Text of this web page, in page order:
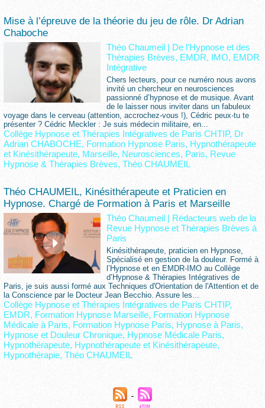
Mise à l’épreuve de la théorie du jeu de rôle. Dr Adrian
Chaboche
Théo Chaumeil | De l'Hypnose et des
Thérapies Brèves, EMDR, IMO, EMDR
Intégrative
Chers lecteurs, pour ce numéro nous avons
invité un chercheur en neurosciences
passionné d’hypnose et de musique. Avant
de le laisser nous inviter dans un fabuleux
voyage dans le cerveau (attention, accrochez-vous !), Cédric peux-tu te
présenter ? Cédric Meckler : Je suis médecin militaire, en...
Collège Hypnose et Thérapies Intégratives de Paris CHTIP, Dr
Adrian CHABOCHE, Formation Hypnose Paris, Hypnothérapeute
et Kinésithérapeute, Marseille, Neurosciences, Paris, Revue
Hypnose & Thérapies Brèves, Théo CHAUMEIL
Théo CHAUMEIL, Kinésithérapeute et Praticien en
Hypnose. Chargé de Formation à Paris et Marseille
Théo Chaumeil | Rédacteurs web de la
Revue Hypnose et Thérapies Brèves à
Paris
Kinésithérapeute, praticien en Hypnose,
Spécialisé en gestion de la douleur. Formé à
l’Hypnose et en EMDR-IMO au Collège
d’Hypnose & Thérapies Intégratives de
Paris, je suis aussi formé aux Techniques d'Orientation de l'Attention et de
la Conscience par le Docteur Jean Becchio. Assure les...
Collège Hypnose et Thérapies Intégratives de Paris CHTIP,
EMDR, Formation Hypnose Marseille, Formation Hypnose
Médicale à Paris, Formation Hypnose Paris, Hypnose à Paris,
Hypnose et Douleur Chronique, Hypnose Médicale Paris,
Hypnothérapeute, Hypnothérapeute et Kinésithérapeute,
Hypnothérapie, Théo CHAUMEIL